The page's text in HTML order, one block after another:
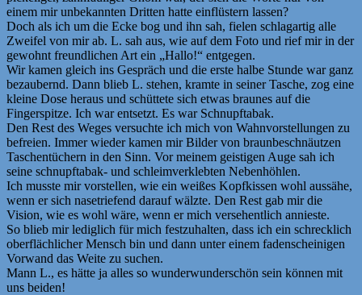
einem mir unbekannten Dritten hatte einflüstern lassen?
Doch als ich um die Ecke bog und ihn sah, fielen schlagartig alle
Zweifel von mir ab. L. sah aus, wie auf dem Foto und rief mir in der
gewohnt freundlichen Art ein „Hallo!“ entgegen.
Wir kamen gleich ins Gespräch und die erste halbe Stunde war ganz
bezaubernd. Dann blieb L. stehen, kramte in seiner Tasche, zog eine
kleine Dose heraus und schüttete sich etwas braunes auf die
Fingerspitze. Ich war entsetzt. Es war Schnupftabak.
Den Rest des Weges versuchte ich mich von Wahnvorstellungen zu
befreien. Immer wieder kamen mir Bilder von braunbeschnäutzen
Taschentüchern in den Sinn. Vor meinem geistigen Auge sah ich
seine schnupftabak- und schleimverklebten Nebenhöhlen.
Ich musste mir vorstellen, wie ein weißes Kopfkissen wohl aussähe,
wenn er sich nasetriefend darauf wälzte. Den Rest gab mir die
Vision, wie es wohl wäre, wenn er mich versehentlich annieste.
So blieb mir lediglich für mich festzuhalten, dass ich ein schrecklich
oberflächlicher Mensch bin und dann unter einem fadenscheinigen
Vorwand das Weite zu suchen.
Mann L., es hätte ja alles so wunderwunderschön sein können mit
uns beiden!